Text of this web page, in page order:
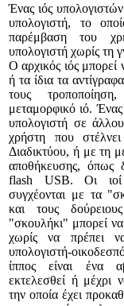
Ένας ιός
υπολογιστή, το
παρέμβαση του
υπολογιστή χωρίς τη
Ο αρχικός ιός μπορεί
ή τα ίδια τα
τους
μεταμορφικό ιό.
υπολογιστή σε
χρήστη που
Διαδικτύου, ή με τη
αποθήκευσης, όπως
flash USB. Οι ιοί
συγχέονται με τα
και τους
"σκουλήκι" μπορεί
χωρίς να πρέπει
υπολογιστή-
ίππος είναι ένα
εκτελεσθεί ή μέχρι
την οποία έχει